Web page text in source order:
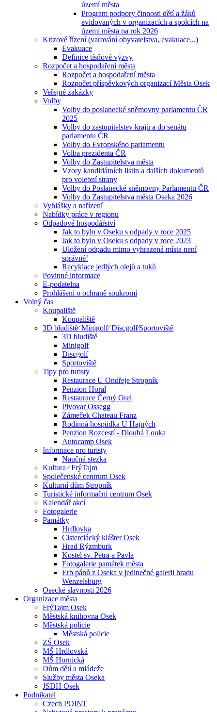
území města
Program podpory činnosti dětí a žáků
evidovaných v organizacích a spolcích na
území města na rok 2026
Krizové řízení (varování obyvatelstva, evakuace...)
Evakuace
Definice tísňové výzvy
Rozpočet a hospodaření města
Rozpočet a hospodaření města
Rozpočet příspěvkových organizací Města Osek
Veřejné zakázky
Volby
Volby do poslanecké sněmovny parlamentu ČR
2025
Volby do zastupitelstev krajů a do senátu
parlamentu ČR
Volby do Evropského parlamentu
Volba prezidenta ČR
Volby do Zastupitelstva města
Vzory kandidátních listin a dalších dokumentů
pro volební strany
Volby do Poslanecké sněmovny Parlamentu ČR
Volby do Zastupitelstva města Oseka 2026
Vyhlášky a nařízení
Nabídky práce v regionu
Odpadové hospodářství
Jak to bylo v Oseku s odpady v roce 2025
Jak to bylo v Oseku s odpady v roce 2023
Uložení odpadu mimo vyhrazená místa není
správné!
Recyklace jedlých olejů a tuků
Povinné informace
E-podatelna
Prohlášení o ochraně soukromí
Volný čas
Koupaliště
Koupaliště
3D bludiště⁄ Minigolf⁄ Discgolf⁄Sportoviště
3D bludiště
Minigolf
Discgolf
Sportoviště
Tipy pro turisty
Restaurace U Ondřeje Stropník
Penzion Horal
Restaurace Černý Orel
Pivovar Ossegg
Zámeček Chateau Franz
Rodinná hospůdka U Hajných
Penzion Rozcestí - Dlouhá Louka
Autocamp Osek
Informace pro turisty
Naučná stezka
Kultura ⁄ FrýTajm
Společenské centrum Osek
Kulturní dům Stropník
Turistické informační centrum Osek
Kalendář akcí
Fotogalerie
Památky
Hrdlovka
Cisterciácký klášter Osek
Hrad Rýzmburk
Kostel sv. Petra a Pavla
Fotogalerie památek města
Erb pánů z Oseka v jedinečné galerii hradu
Wenzelsburg
Osecké slavnosti 2026
Organizace města
FrýTajm Osek
Městská knihovna Osek
Městská policie
Městská policie
ZŠ Osek
MŠ Hrdlovská
MŠ Hornická
Dům dětí a mládeže
Služby města Oseka
JSDH Osek
Podnikatel
Czech POINT